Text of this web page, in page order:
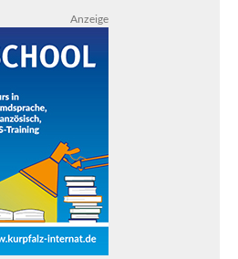
Anzeige